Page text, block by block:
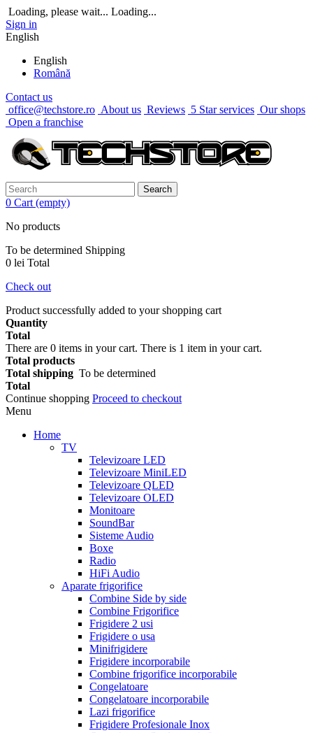
Loading, please wait... Loading...
Sign in
English
English
Română
Contact us
office@techstore.ro About us Reviews 5 Star services Our shops
Open a franchise
Search
0 Cart (empty)
No products
To be determined Shipping
0 lei Total
Check out
Product successfully added to your shopping cart
Quantity
Total
There are 0 items in your cart. There is 1 item in your cart.
Total products
Total shipping To be determined
Total
Continue shopping Proceed to checkout
Menu
Home
TV
Televizoare LED
Televizoare MiniLED
Televizoare QLED
Televizoare OLED
Monitoare
SoundBar
Sisteme Audio
Boxe
Radio
HiFi Audio
Aparate frigorifice
Combine Side by side
Combine Frigorifice
Frigidere 2 usi
Frigidere o usa
Minifrigidere
Frigidere incorporabile
Combine frigorifice incorporabile
Congelatoare
Congelatoare incorporabile
Lazi frigorifice
Frigidere Profesionale Inox